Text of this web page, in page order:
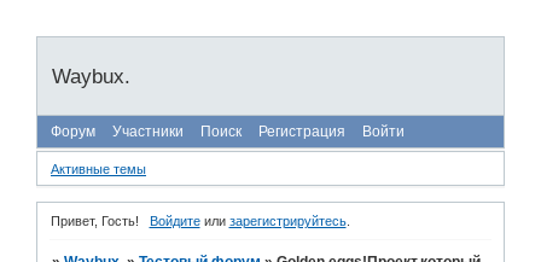
Waybux.
Форум Участники Поиск Регистрация Войти
Активные темы
Привет, Гость! Войдитеили зарегистрируйтесь.